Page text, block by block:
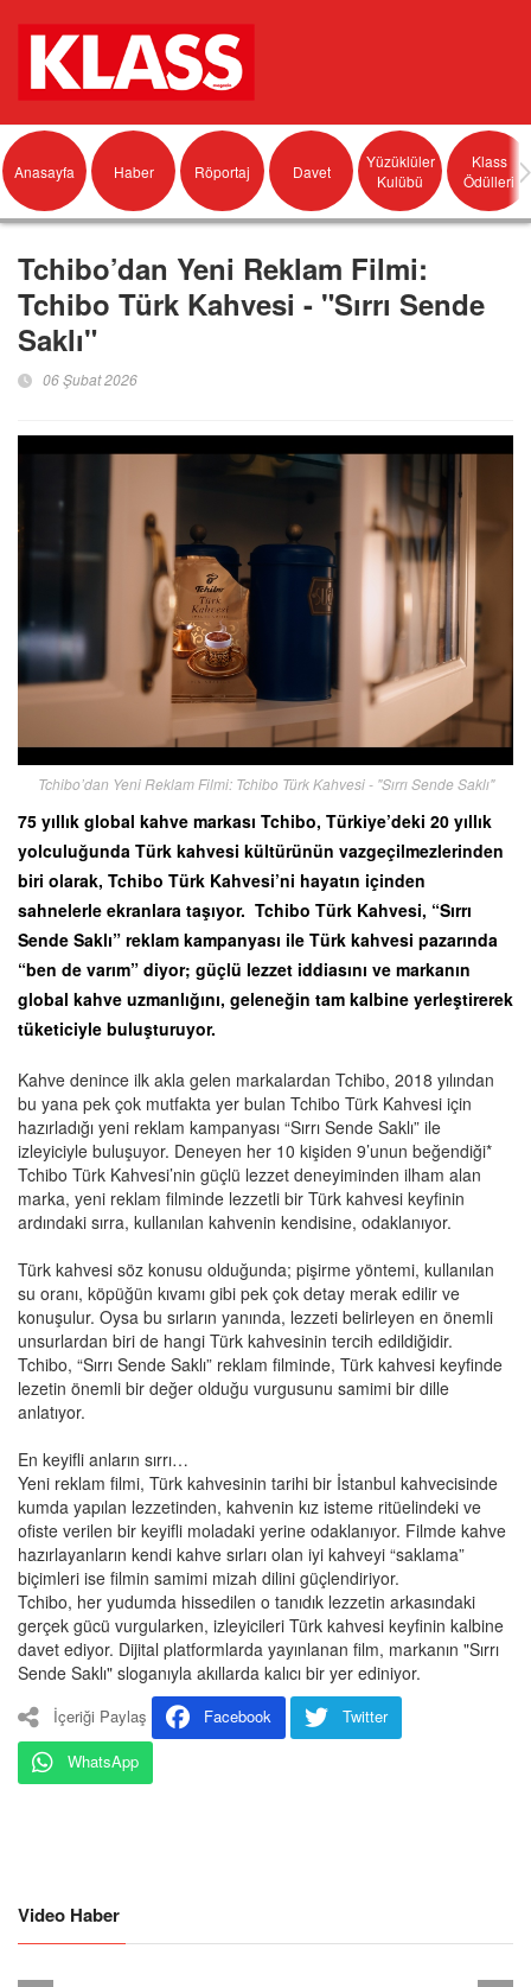
Anasayfa Haber Röportaj Davet
Yüzüklüler
Kulübü
Klass
Ödülleri
Tchibo’dan Yeni Reklam Filmi:
Tchibo Türk Kahvesi - "Sırrı Sende
Saklı"
06 Şubat 2026
Tchibo’dan Yeni Reklam Filmi: Tchibo Türk Kahvesi - "Sırrı Sende Saklı"
75 yıllık global kahve markası Tchibo, Türkiye’deki 20 yıllık
yolculuğunda Türk kahvesi kültürünün vazgeçilmezlerinden
biri olarak, Tchibo Türk Kahvesi’ni hayatın içinden
sahnelerle ekranlara taşıyor. Tchibo Türk Kahvesi, “Sırrı
Sende Saklı” reklam kampanyası ile Türk kahvesi pazarında
“ben de varım” diyor; güçlü lezzet iddiasını ve markanın
global kahve uzmanlığını, geleneğin tam kalbine yerleştirerek
tüketiciyle buluşturuyor.
Kahve denince ilk akla gelen markalardan Tchibo, 2018 yılından
bu yana pek çok mutfakta yer bulan Tchibo Türk Kahvesi için
hazırladığı yeni reklam kampanyası “Sırrı Sende Saklı” ile
izleyiciyle buluşuyor. Deneyen her 10 kişiden 9’unun beğendiği*
Tchibo Türk Kahvesi’nin güçlü lezzet deneyiminden ilham alan
marka, yeni reklam filminde lezzetli bir Türk kahvesi keyfinin
ardındaki sırra, kullanılan kahvenin kendisine, odaklanıyor.
Türk kahvesi söz konusu olduğunda; pişirme yöntemi, kullanılan
su oranı, köpüğün kıvamı gibi pek çok detay merak edilir ve
konuşulur. Oysa bu sırların yanında, lezzeti belirleyen en önemli
unsurlardan biri de hangi Türk kahvesinin tercih edildiğidir.
Tchibo, “Sırrı Sende Saklı” reklam filminde, Türk kahvesi keyfinde
lezetin önemli bir değer olduğu vurgusunu samimi bir dille
anlatıyor.
En keyifli anların sırrı…
Yeni reklam filmi, Türk kahvesinin tarihi bir İstanbul kahvecisinde
kumda yapılan lezzetinden, kahvenin kız isteme ritüelindeki ve
ofiste verilen bir keyifli moladaki yerine odaklanıyor. Filmde kahve
hazırlayanların kendi kahve sırları olan iyi kahveyi “saklama”
biçimleri ise filmin samimi mizah dilini güçlendiriyor.
Tchibo, her yudumda hissedilen o tanıdık lezzetin arkasındaki
gerçek gücü vurgularken, izleyicileri Türk kahvesi keyfinin kalbine
davet ediyor. Dijital platformlarda yayınlanan film, markanın "Sırrı
Sende Saklı" sloganıyla akıllarda kalıcı bir yer ediniyor.
İçeriği Paylaş Facebook
Twitter
WhatsApp
Video Haber